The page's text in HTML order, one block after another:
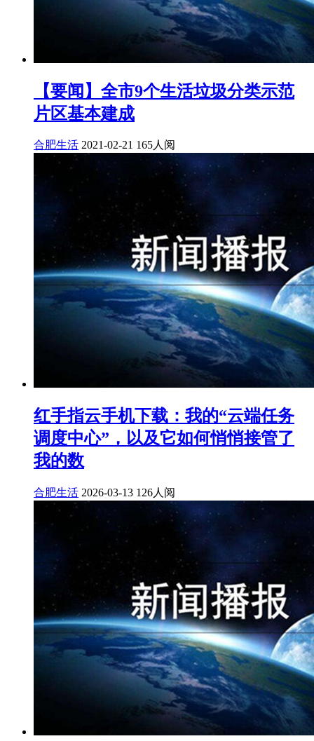
【要闻】全市9个生活垃圾分类示范
片区基本建成
合肥生活 2021-02-21 165人阅
红手指云手机下载：我的“云端任务
调度中心”，以及它如何悄悄接管了
我的数
合肥生活 2026-03-13 126人阅